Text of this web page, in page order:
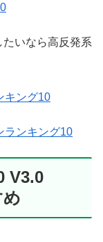
いなら高反発系
キング10
ランキング10
V3.0